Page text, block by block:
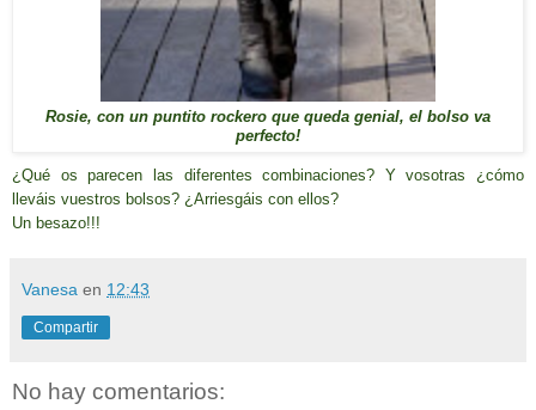
Rosie, con un puntito rockero que queda genial, el bolso va
perfecto!
¿Qué os parecen las diferentes combinaciones? Y vosotras ¿cómo
lleváis vuestros bolsos? ¿Arriesgáis con ellos?
Un besazo!!!
Vanesa en 12:43
Compartir
No hay comentarios: